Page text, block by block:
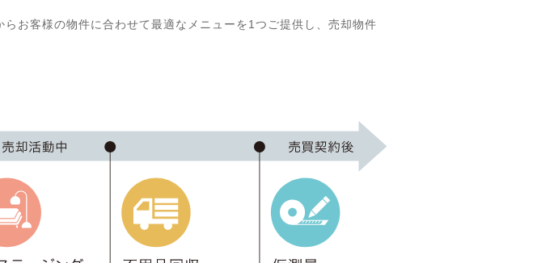
お客様の物件に合わせて最適なメニューを1つご提供し、売却物件